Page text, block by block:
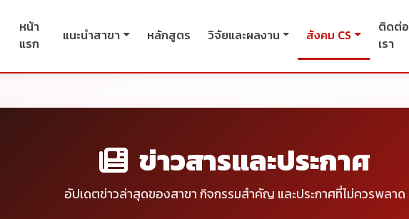
หน้า
แรก
แนะนำสาขา หลักสูตร วิจัยและผลงาน สังคม CS
ติดต่อ
เรา
ข่าวสารและประกาศ
อัปเดตข่าวล่าสุดของสาขา กิจกรรมสำคัญ และประกาศที่ไม่ควรพลาด